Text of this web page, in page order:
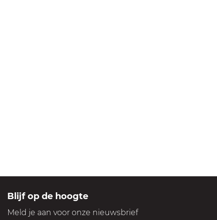
Blijf op de hoogte
Meld je aan voor onze nieuwsbrief